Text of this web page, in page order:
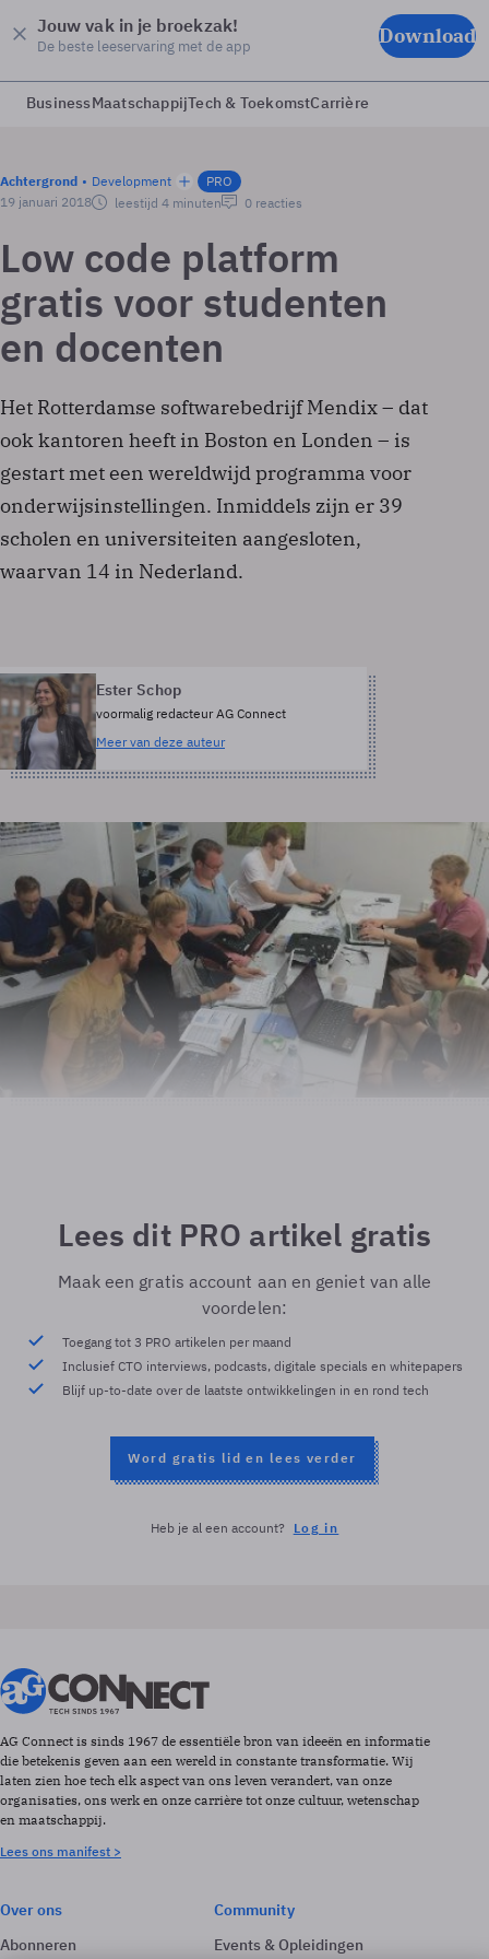
Jouw vak in je broekzak!
De beste leeservaring met de app Download
BusinessMaatschappijTech & ToekomstCarrière
Achtergrond Development
PRO
19 januari 2018
leestijd 4 minuten 0 reacties
Low code platform
gratis voor studenten
en docenten
Het Rotterdamse softwarebedrijf Mendix – dat
ook kantoren heeft in Boston en Londen – is
gestart met een wereldwijd programma voor
onderwijsinstellingen. Inmiddels zijn er 39
scholen en universiteiten aangesloten,
waarvan 14 in Nederland.
Ester Schop
voormalig redacteur AG Connect
Meer van deze auteur
Lees dit PRO artikel gratis
Maak een gratis account aan en geniet van alle
voordelen:
Toegang tot 3 PRO artikelen per maand
Inclusief CTO interviews, podcasts, digitale specials en whitepapers
Blijf up-to-date over de laatste ontwikkelingen in en rond tech
Word gratis lid en lees verder
Heb je al een account? Log in
AG Connect is sinds 1967 de essentiële bron van ideeën en informatie
die betekenis geven aan een wereld in constante transformatie. Wij
laten zien hoe tech elk aspect van ons leven verandert, van onze
organisaties, ons werk en onze carrière tot onze cultuur, wetenschap
en maatschappij.
Lees ons manifest >
Over ons
Abonneren
Community
Events & Opleidingen